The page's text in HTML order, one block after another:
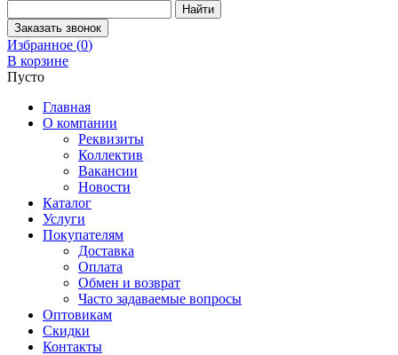
Избранное (0)
В корзине
Пусто
Главная
О компании
Реквизиты
Коллектив
Вакансии
Новости
Каталог
Услуги
Покупателям
Доставка
Оплата
Обмен и возврат
Часто задаваемые вопросы
Оптовикам
Скидки
Контакты